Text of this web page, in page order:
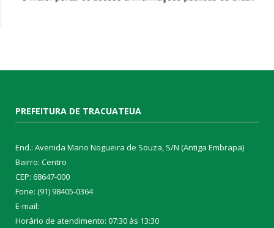
PREFEITURA DE TRACUATEUA
End.: Avenida Mario Nogueira de Souza, S/N (Antiga Embrapa)
Bairro: Centro
CEP: 68647-000
Fone: (91) 98405-0364
E-mail:
Horário de atendimento: 07:30 às 13:30